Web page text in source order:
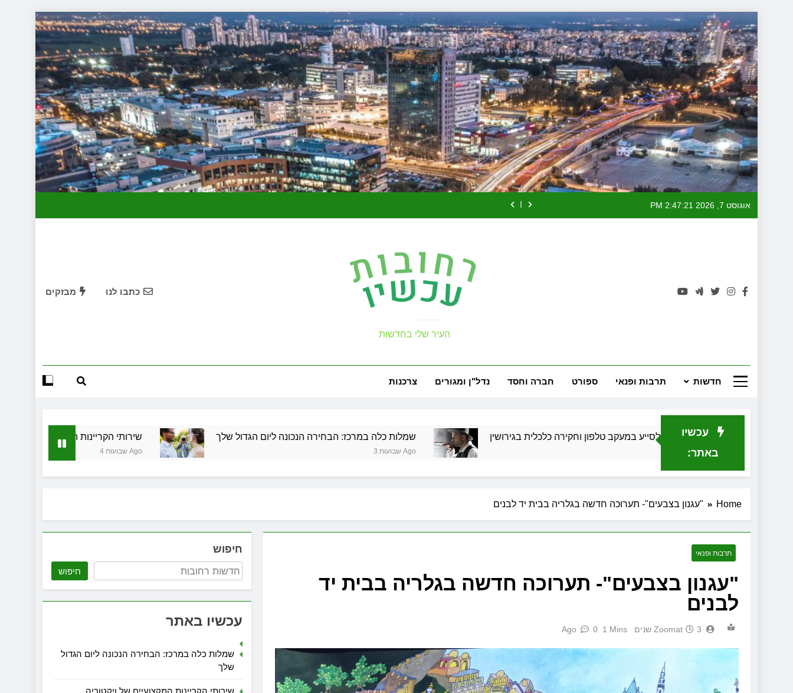
to
content
אוגוסט 7, 2026 2:47:23 PM
זכויות שמתחילות בעיר: מי מגן עליכם מול המוסד והביטוחים בירושלים
שירותי הקריינות המקצועיים של ויקטוריה
העיר שלי בחדשות
כתבו לנו מבזקים
חדשות תרבות ופנאי ספורט חברה וחסד נדל"ן ומגורים צרכנות
עכשיו
באתר:
שמלות כלה במרכז: הבחירה הנכונה ליום הגדול שלך שירותי הקריינות המקצועיים של ויקטוריה פרטי יכול לסייע במעקב טלפון וחקירה כלכלית בגירושין
Home "עגנון בצבעים"- תערוכה חדשה בגלריה בבית יד לבנים
תרבות ופנאי
"עגנון בצבעים"- תערוכה חדשה בגלריה בבית יד
לבנים
Zoomat 3 שנים Ago 0 1 Mins
חיפוש
חיפוש
עכשיו באתר
שמלות כלה במרכז: הבחירה הנכונה ליום הגדול
שלך
שירותי הקריינות המקצועיים של ויקטוריה